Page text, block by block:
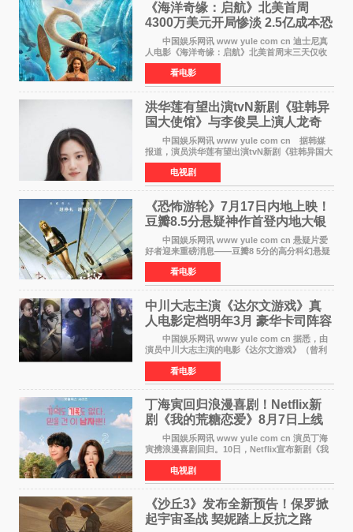
《海洋奇缘：启航》北美首周
4300万美元开局惨淡 2.5亿成本恐
巨亏1亿
中国娱乐网讯 www yule com cn 迪士尼真
人电影《海洋奇缘：启航》北美首周末三天仅收
4300万美元（开画3827馆），中国内地首周票房
仅840万元人民币，全球开画票房约9500万美
元，远低于业内
看电影
洪华莲有望出演tvN新剧《驻韩异
国大使馆》与李俊昊上演人龙奇
幻罗曼史
中国娱乐网讯 www yule com cn 据韩媒
报道，演员洪华莲有望出演tvN新剧《驻韩异国大
使馆》女主角，与李俊昊合作，引发观众期
待。 该剧讲述了一位因管理驻韩异国大使馆
（负责管理居住在大
电视剧
《恐怖游轮》7月17日内地上映！
豆瓣8.5分悬疑神作首登内地大银
中国娱乐网讯 www yule com cn 悬疑片爱
好者迎来重磅消息——豆瓣8 5分的高分科幻悬疑
电影《恐怖游轮》正式宣布定档7月17日在内地上
映。这部由英国导演克里斯托弗·史密斯执导、惊
悚片女王梅
看电影
中川大志主演《达尔文游戏》真
人电影定档明年3月 豪华卡司阵容
公开
中国娱乐网讯 www yule com cn 据悉，由
演员中川大志主演的电影《达尔文游戏》（曾利
文彦执导）将于明年3月12日上映，该消息于7月9
日公布。 本片为累计发行量突破1000万册的
同名漫画的真
看电影
丁海寅回归浪漫喜剧！Netflix新
剧《我的荒糖恋爱》8月7日上线
中国娱乐网讯 www yule com cn 演员丁海
寅携浪漫喜剧回归。10日，Netflix宣布新剧《我
的荒糖恋爱》将于下月7日上线。 《我的荒糖
恋爱》是一部浪漫喜剧，讲述患上失忆症的检察
官高恩彩与
电视剧
《沙丘3》发布全新预告！保罗掀
起宇宙圣战 契妮踏上反抗之路